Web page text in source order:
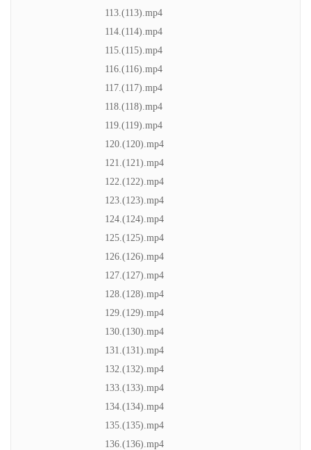
113.(113).mp4
114.(114).mp4
115.(115).mp4
116.(116).mp4
117.(117).mp4
118.(118).mp4
119.(119).mp4
120.(120).mp4
121.(121).mp4
122.(122).mp4
123.(123).mp4
124.(124).mp4
125.(125).mp4
126.(126).mp4
127.(127).mp4
128.(128).mp4
129.(129).mp4
130.(130).mp4
131.(131).mp4
132.(132).mp4
133.(133).mp4
134.(134).mp4
135.(135).mp4
136.(136).mp4